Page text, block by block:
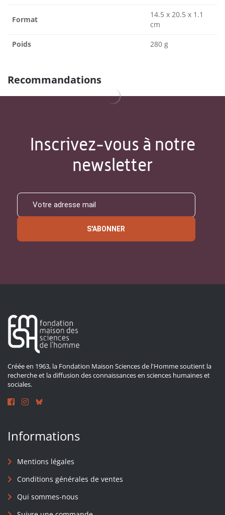
Format
14.5 x 20.5 x 1.1
cm
Poids 280 g
Recommandations
Inscrivez-vous à notre
newsletter
S'ABONNER
Créée en 1963, la Fondation Maison Sciences de l'Homme soutient la
recherche et la diffusion des connaissances en sciences humaines et
sociales.
Informations
Mentions légales
Conditions générales de ventes
Qui sommes-nous